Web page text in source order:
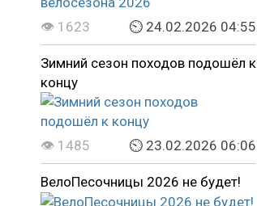
👁 1623 ⏲ 24.02.2026 04:55
Зимний сезон походов подошёл к
концу
👁 1485 ⏲ 23.02.2026 06:06
ВелоПесочницы 2026 не будет!